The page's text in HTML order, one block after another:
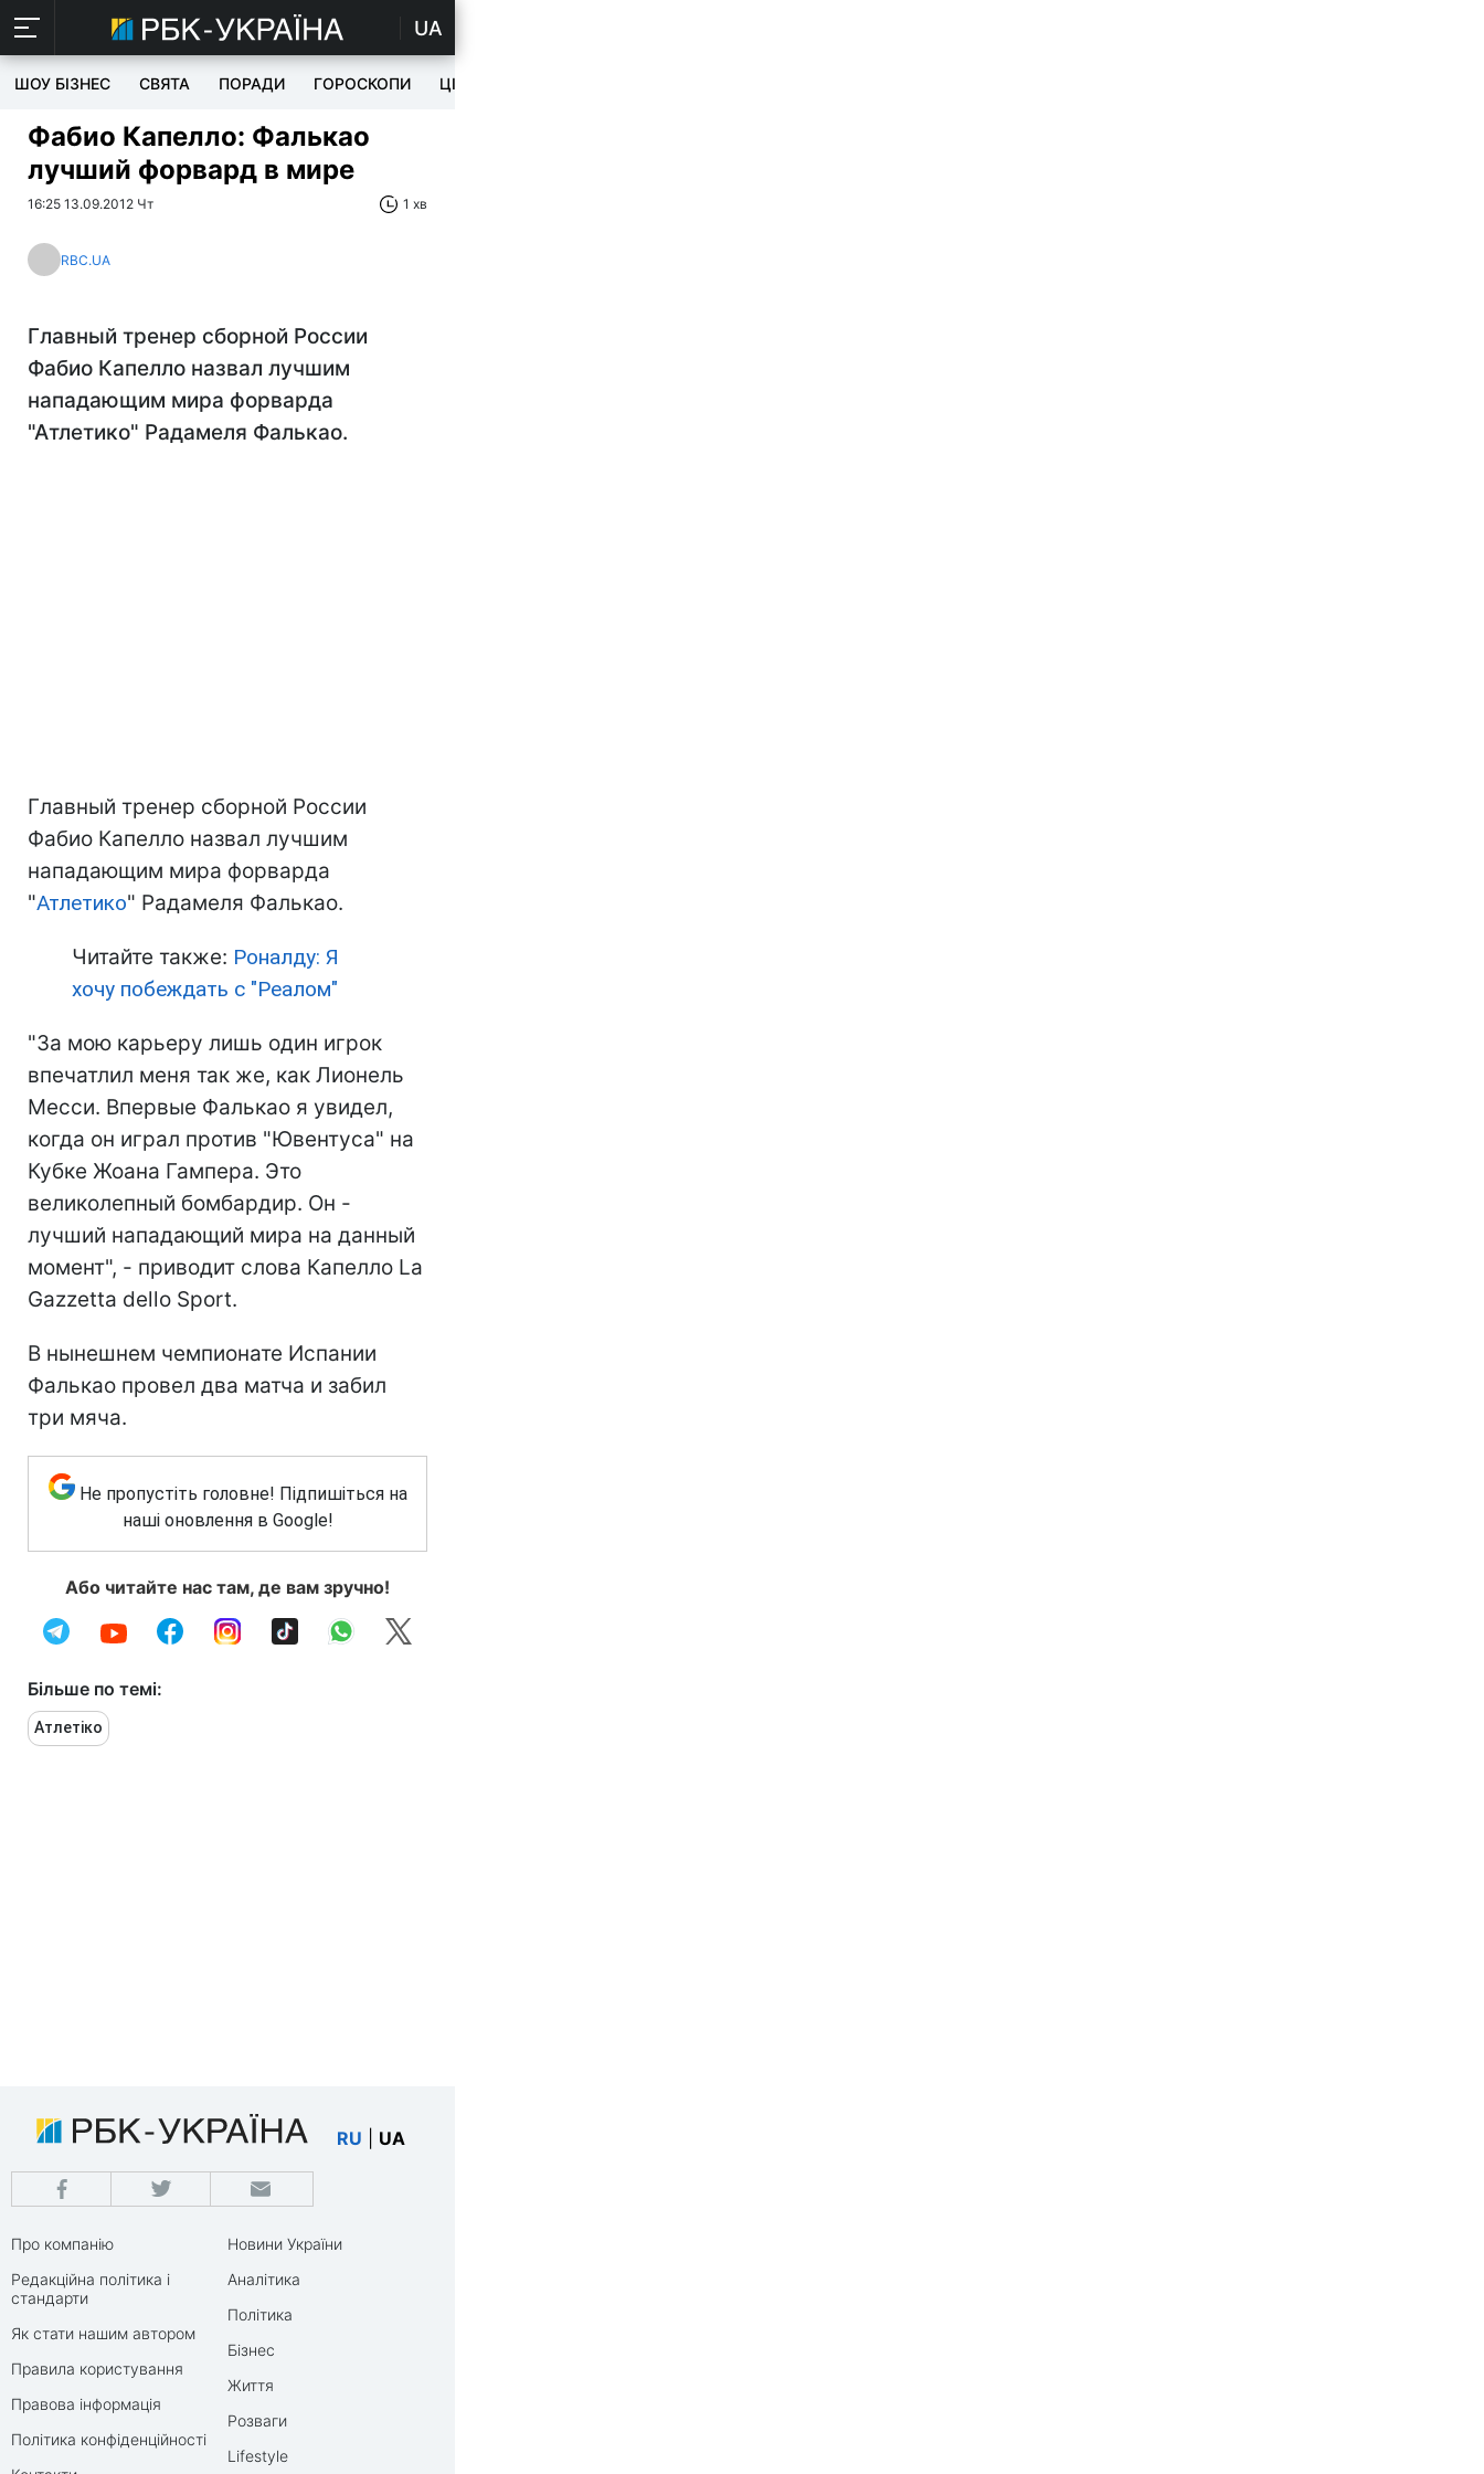
UA
ШОУ БІЗНЕС СВЯТА ПОРАДИ ГОРОСКОПИ ЦІКАВЕ
Фабио Капелло: Фалькао
лучший форвард в мире
16:25 13.09.2012 Чт 1 хв
RBC.UA
Главный тренер сборной России
Фабио Капелло назвал лучшим
нападающим мира форварда
"Атлетико" Радамеля Фалькао.
Главный тренер сборной России
Фабио Капелло назвал лучшим
нападающим мира форварда
"Атлетико" Радамеля Фалькао.
Читайте также: Роналду: Я
хочу побеждать с "Реалом"
"За мою карьеру лишь один игрок
впечатлил меня так же, как Лионель
Месси. Впервые Фалькао я увидел,
когда он играл против "Ювентуса" на
Кубке Жоана Гампера. Это
великолепный бомбардир. Он -
лучший нападающий мира на данный
момент", - приводит слова Капелло La
Gazzetta dello Sport.
В нынешнем чемпионате Испании
Фалькао провел два матча и забил
три мяча.
Не пропустіть головне! Підпишіться на
наші оновлення в Google!
Або читайте нас там, де вам зручно!
Більше по темі:
Атлетіко
RU UA
Про компанію
Редакційна політика і
стандарти
Як стати нашим автором
Правила користування
Правова інформація
Політика конфіденційності
Новини України
Аналітика
Політика
Бізнес
Життя
Розваги
Lifestyle